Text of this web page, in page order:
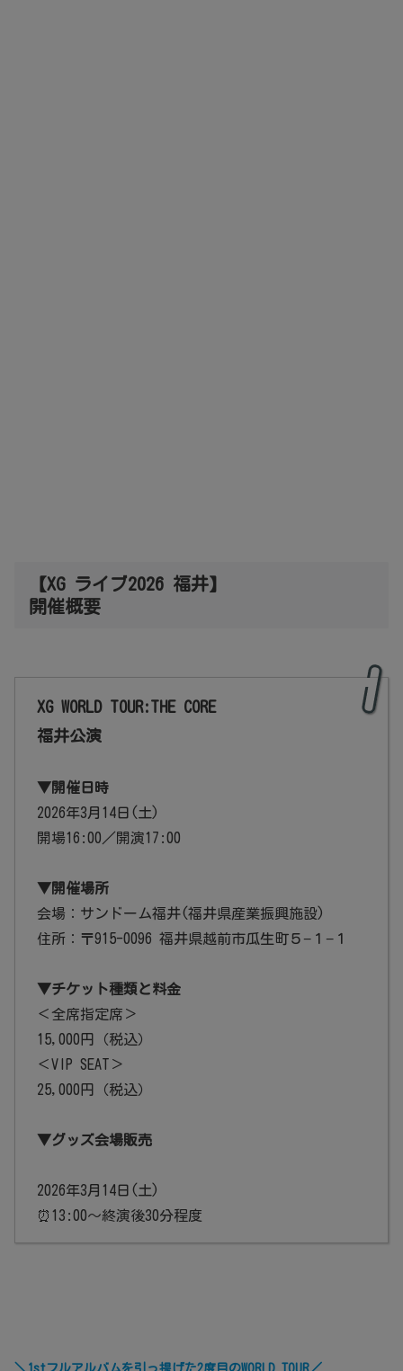
【XG ライブ2026 福井】
開催概要
XG WORLD TOUR:THE CORE
福井公演
▼開催日時
2026年3月14日(土)
開場16:00／開演17:00
▼開催場所
会場：サンドーム福井(福井県産業振興施設)
住所：〒915-0096 福井県越前市瓜生町５−１−１
▼チケット種類と料金
＜全席指定席＞
15,000円（税込）
＜VIP SEAT＞
25,000円（税込）
▼グッズ会場販売
2026年3月14日(土)
⏰13:00～終演後30分程度
＼1stフルアルバムを引っ提げた2度目のWORLD TOUR／